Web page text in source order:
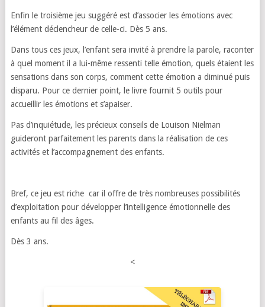
Enfin le troisième jeu suggéré est d’associer les émotions avec
l’élément déclencheur de celle-ci. Dès 5 ans.
Dans tous ces jeux, l’enfant sera invité à prendre la parole, raconter
à quel moment il a lui-même ressenti telle émotion, quels étaient les
sensations dans son corps, comment cette émotion a diminué puis
disparu. Pour ce dernier point, le livre fournit 5 outils pour
accueillir les émotions et s’apaiser.
Pas d’inquiétude, les précieux conseils de Louison Nielman
guideront parfaitement les parents dans la réalisation de ces
activités et l’accompagnement des enfants.
Bref, ce jeu est riche car il offre de très nombreuses possibilités
d’exploitation pour développer l’intelligence émotionnelle des
enfants au fil des âges.
Dès 3 ans.
<